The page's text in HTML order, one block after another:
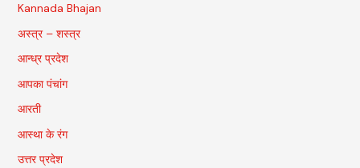
Kannada Bhajan
अस्त्र – शस्त्र
आन्ध्र प्रदेश
आपका पंचांग
आरती
आस्था के रंग
उत्तर प्रदेश